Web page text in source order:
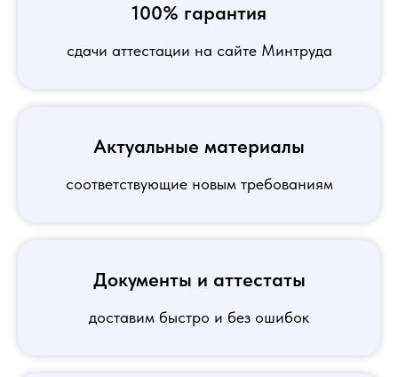
100% гарантия
сдачи аттестации на сайте Минтруда
Актуальные материалы
соответствующие новым требованиям
Документы и аттестаты
доставим быстро и без ошибок